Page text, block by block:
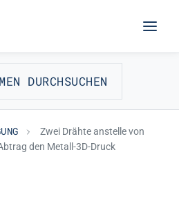
DURCHSUCHEN
Zwei Drähte anstelle von
den Metall-3D-Druck